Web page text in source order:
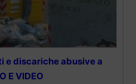
e discariche abusive a
E VIDEO